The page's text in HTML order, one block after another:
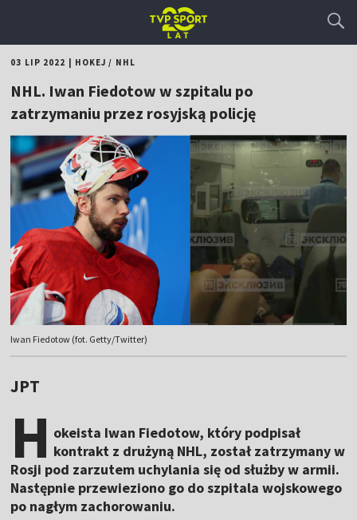
03 LIP 2022 HOKEJ / NHL
NHL. Iwan Fiedotow w szpitalu po
zatrzymaniu przez rosyjską policję
Iwan Fiedotow (fot. Getty/Twitter)
JPT
H okeista Iwan Fiedotow, który podpisał
kontrakt z drużyną NHL, został zatrzymany w
Rosji pod zarzutem uchylania się od służby w armii.
Następnie przewieziono go do szpitala wojskowego
po nagłym zachorowaniu.